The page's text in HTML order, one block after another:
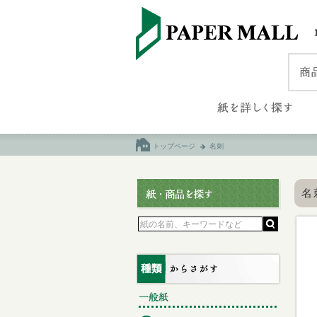
トップページ 名刺
名